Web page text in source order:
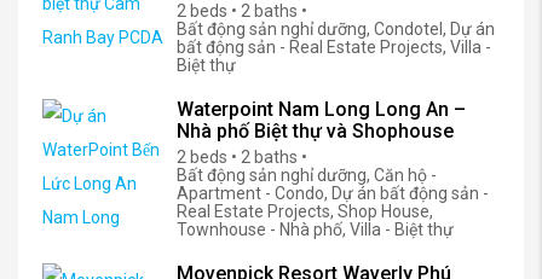
2 beds • 2 baths •
Bất động sản nghỉ dưỡng, Condotel, Dự án
bất động sản - Real Estate Projects, Villa -
Biệt thự
Waterpoint Nam Long Long An –
Nhà phố Biệt thự và Shophouse
2 beds • 2 baths •
Bất động sản nghỉ dưỡng, Căn hộ -
Apartment - Condo, Dự án bất động sản -
Real Estate Projects, Shop House,
Townhouse - Nhà phố, Villa - Biệt thự
Movenpick Resort Waverly Phú